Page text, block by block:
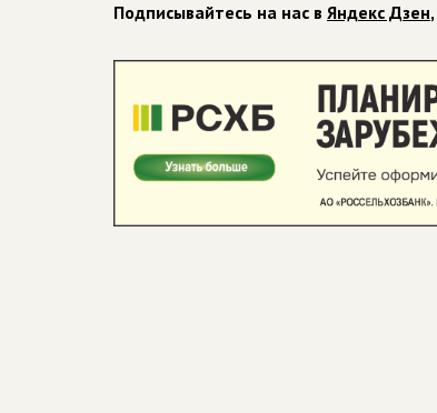
Подписывайтесь на нас в Яндекс Дзен,